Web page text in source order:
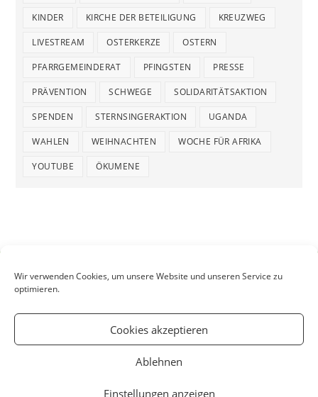
Wir verwenden Cookies, um unsere Website und unseren Service zu
optimieren.
Cookies akzeptieren
Ablehnen
Einstellungen anzeigen
KINDER KIRCHE DER BETEILIGUNG KREUZWEG
LIVESTREAM OSTERKERZE OSTERN
PFARRGEMEINDERAT PFINGSTEN PRESSE
PRÄVENTION SCHWEGE SOLIDARITÄTSAKTION
SPENDEN STERNSINGERAKTION UGANDA
WAHLEN WEIHNACHTEN WOCHE FÜR AFRIKA
YOUTUBE ÖKUMENE
Aktuelles Kontakt Impressum